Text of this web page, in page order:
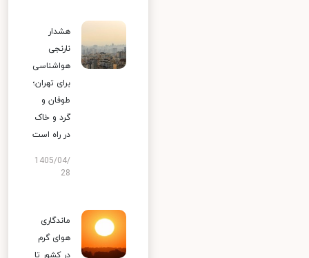
هشدار
نارنجی
هواشناسی
برای تهران؛
طوفان و
گرد و خاک
در راه است
1405/04/
28
ماندگاری
هوای گرم
در کشور تا